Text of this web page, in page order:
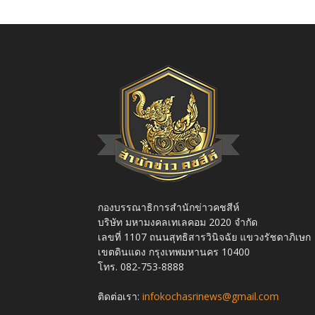
กองบรรณาธิการสำนักข่าวคชสีห์
บริษัท มหามงคลเทเลคอม 2020 จำกัด
เลขที่ 1107 ถนนสุทธิสารวินิจฉัย แขวงรัชดาภิเษก
เขตดินแดง กรุงเทพมหานคร 10400
โทร. 082-753-8888
ติดต่อเรา: infokochasrinews@gmail.com